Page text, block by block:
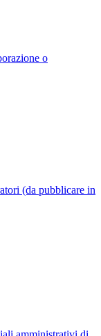
o
(da pubblicare in